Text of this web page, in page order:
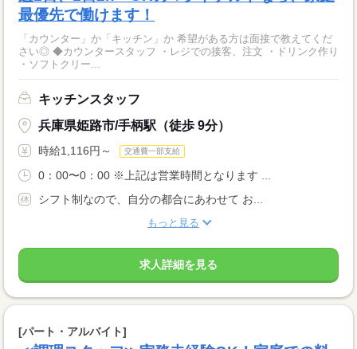
最優先で働けます！
「カウンター」か「キッチン」か 希望がある方は面接で教えてくだ
さい◎ ◆カウンタースタッフ ・レジでの接客、注文 ・ドリンク作り
・ソフトクリー...
キッチンスタッフ
兵庫県姫路市/手柄駅（徒歩 9分）
時給1,116円～ 交通費一部支給
0：00〜0：00 ※上記は営業時間となります ...
シフト制なので、自分の都合にあわせて お...
もっと見る
求人詳細を見る
[パート・アルバイト]